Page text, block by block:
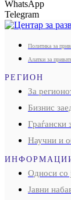
WhatsApp
Telegram
Политика за
Алатки за
РЕГИОН
За
Бизнис
Граѓански
Научни и
Односи со
Јавни